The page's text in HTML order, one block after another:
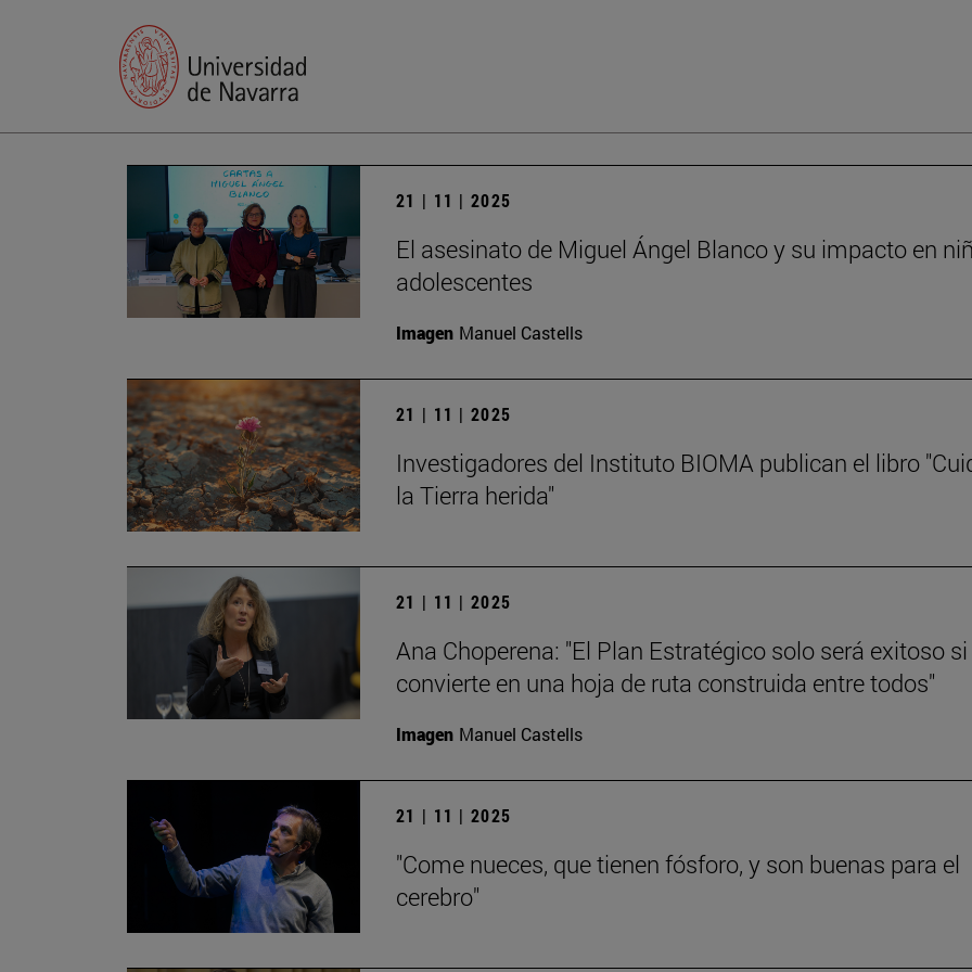
21 | 11 | 2025
El asesinato de Miguel Ángel Blanco y su impacto en
adolescentes
Imagen Manuel Castells
21 | 11 | 2025
Investigadores del Instituto BIOMA publican el libro
la Tierra herida"
21 | 11 | 2025
Ana Choperena: "El Plan Estratégico solo será exitoso
convierte en una hoja de ruta construida entre todos"
Imagen Manuel Castells
21 | 11 | 2025
"Come nueces, que tienen fósforo, y son buenas para el
cerebro"